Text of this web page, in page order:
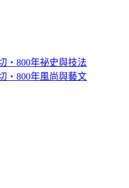
‧800年祕史與技法
‧800年風尚與藝文